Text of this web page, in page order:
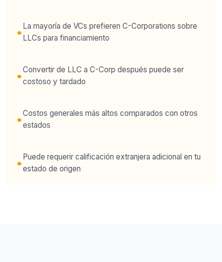
La mayoría de VCs prefieren C-Corporations sobre
LLCs para financiamiento
Convertir de LLC a C-Corp después puede ser
costoso y tardado
Costos generales más altos comparados con otros
estados
Puede requerir calificación extranjera adicional en tu
estado de origen